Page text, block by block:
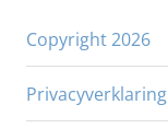
Copyright 2026
Privacyverklaring